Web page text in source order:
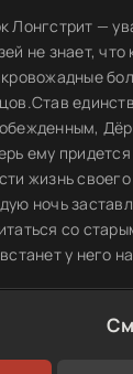
Лонгстрит —
не знает,
кровожадные
ему
жизнь
ночь
со
у него